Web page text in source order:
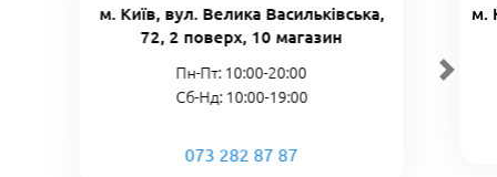
м. Київ, вул. Велика Васильківська,
72, 2 поверх, 10 магазин
Пн-Пт: 10:00-20:00
Сб-Нд: 10:00-19:00
073 282 87 87
м.